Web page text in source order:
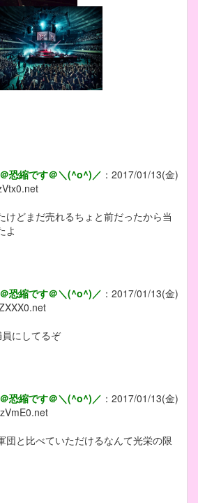
恐縮です＠＼(^o^)／ ： 2017/01/13(金)
けどまだ売れるちょと前だったから当
よ
恐縮です＠＼(^o^)／ ： 2017/01/13(金)
にしてるぞ
恐縮です＠＼(^o^)／ ： 2017/01/13(金)
団と比べていただけるなんて光栄の限